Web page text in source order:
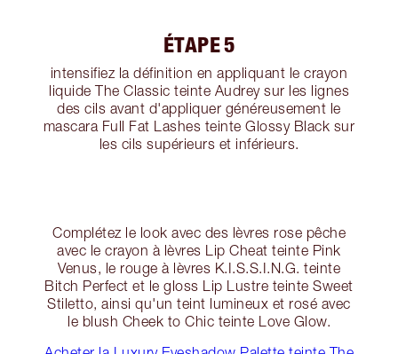
ÉTAPE 5
intensifiez la définition en appliquant le crayon
liquide The Classic teinte Audrey sur les lignes
des cils avant d'appliquer généreusement le
mascara Full Fat Lashes teinte Glossy Black sur
les cils supérieurs et inférieurs.
Complétez le look avec des lèvres rose pêche
avec le crayon à lèvres Lip Cheat teinte Pink
Venus, le rouge à lèvres K.I.S.S.I.N.G. teinte
Bitch Perfect et le gloss Lip Lustre teinte Sweet
Stiletto, ainsi qu'un teint lumineux et rosé avec
le blush Cheek to Chic teinte Love Glow.